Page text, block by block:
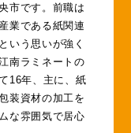
市です。前職は
業である紙関連
いう思いが強く
南ラミネートの
16年、主に、紙
装資材の加工を
な雰囲気で居心